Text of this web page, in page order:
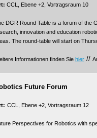
CCL, Ebene +2, Vortragsraum 10
DGR Round Table is a forum of the
innovation and education
The round-table will start on
Informationen finden Sie hier //
Future Forum
CCL, Ebene +2, Vortragsraum 12
Perspectives for Robotics with